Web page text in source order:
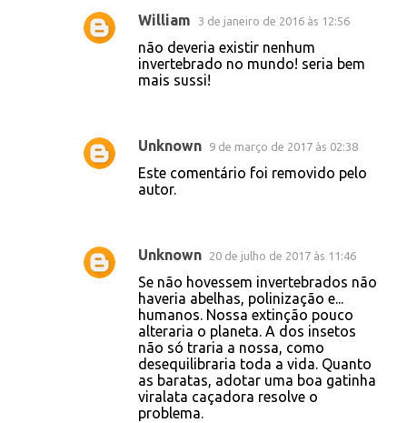
William 3 de janeiro de 2016 às 12:56
não deveria existir nenhum
invertebrado no mundo! seria bem
mais sussi!
Unknown 9 de março de 2017 às 02:38
Este comentário foi removido pelo
autor.
Unknown 20 de julho de 2017 às 11:46
Se não hovessem invertebrados não
haveria abelhas, polinização e...
humanos. Nossa extinção pouco
alteraria o planeta. A dos insetos
não só traria a nossa, como
desequilibraria toda a vida. Quanto
as baratas, adotar uma boa gatinha
viralata caçadora resolve o
problema.